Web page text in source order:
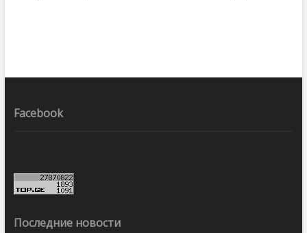
Facebook
Последние новости